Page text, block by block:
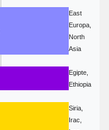
East
Europa,
North
Asia
Egipte,
Ethiopia
Siria,
Irac,